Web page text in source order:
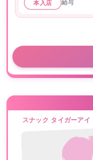
本入店 給与
スナック タイガーアイ